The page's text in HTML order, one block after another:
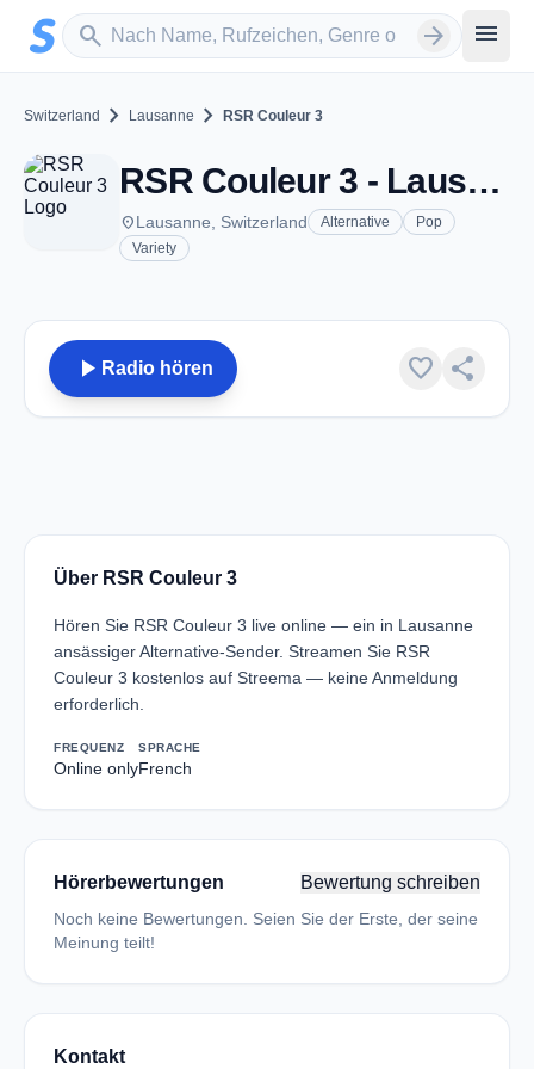
Zum Hauptinhalt springen
search
Sender suchen arrow_forward menu
Switzerland chevron_right Lausanne chevron_right RSR Couleur 3
RSR Couleur 3 - Lausanne
placeLausanne, Switzerland Alternative
Pop
Variety
play_arrow Radio hören favorite share
Über RSR Couleur 3
Hören Sie RSR Couleur 3 live online — ein in Lausanne
ansässiger Alternative-Sender. Streamen Sie RSR
Couleur 3 kostenlos auf Streema — keine Anmeldung
erforderlich.
FREQUENZ
Online only
SPRACHE
French
Hörerbewertungen Bewertung schreiben
Noch keine Bewertungen. Seien Sie der Erste, der seine
Meinung teilt!
Kontakt